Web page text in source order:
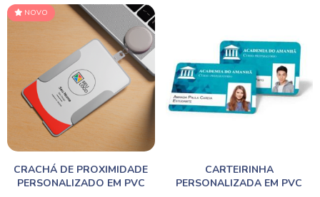
NOVO
CRACHÁ DE PROXIMIDADE
PERSONALIZADO EM PVC
CARTEIRINHA
PERSONALIZADA EM PVC